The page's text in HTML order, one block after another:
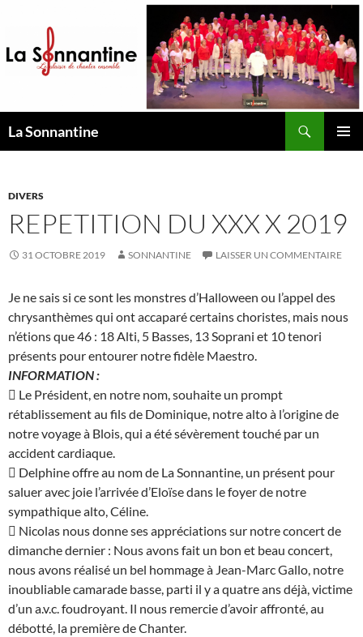
contenu
La Sonnantine
DIVERS
REPETITION DU XXX X 2019
31 OCTOBRE 2019 SONNANTINE LAISSER UN COMMENTAIRE
Je ne sais si ce sont les monstres d’Halloween ou l’appel des
chrysanthèmes qui ont accaparé certains choristes, mais nous
n’étions que 46 : 18 Alti, 5 Basses, 13 Soprani et 10 tenori
présents pour entourer notre fidèle Maestro.
INFORMATION :
 Le Président, en notre nom, souhaite un prompt
rétablissement au fils de Dominique, notre alto à l’origine de
notre voyage à Blois, qui a été sévèrement touché par un
accident cardiaque.
 Delphine offre au nom de La Sonnantine, un présent pour
saluer avec joie l’arrivée d’Eloïse dans le foyer de notre
sympathique alto, Céline.
 Nicolas nous donne ses appréciations sur notre concert de
dimanche dernier : Nous avons fait un bon et beau concert,
nous avons réalisé un bel hommage à Jean-Marc Gallo, notre
inoubliable camarade basse, parti il y a quatre ans déjà, victime
d’un a.v.c. foudroyant. Il nous remercie d’avoir affronté, au
débotté, la première de Chanter.